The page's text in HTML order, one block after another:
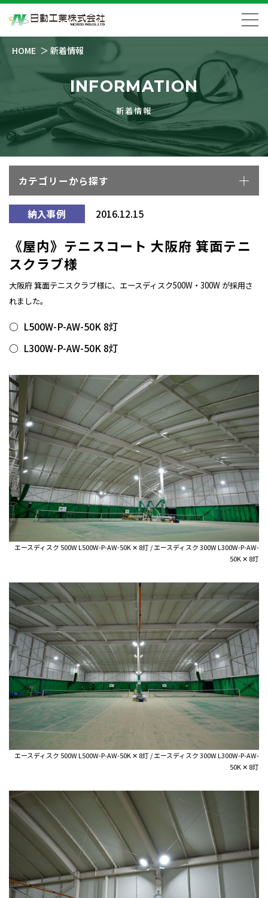
HOME 新着情報
INFORMATION
新着情報
カテゴリーから探す
納入事例 2016.12.15
《屋内》テニスコート 大阪府 箕面テニ
スクラブ様
大阪府 箕面テニスクラブ様に、エースディスク500W・300W が採用さ
れました。
L500W-P-AW-50K 8灯
L300W-P-AW-50K 8灯
エースディスク 500W L500W-P-AW-50K ✕ 8灯 / エースディスク 300W L300W-P-AW-
50K ✕ 8灯
エースディスク 500W L500W-P-AW-50K ✕ 8灯 / エースディスク 300W L300W-P-AW-
50K ✕ 8灯